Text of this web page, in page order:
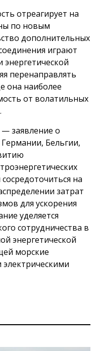
отреагирует на
по новым
дополнительных
играют
перенаправлять
она наиболее
от волатильных
заявление о
Бельгии,
на
затрат
для ускорения
уделяется
сотрудничества в
энергетической
морские